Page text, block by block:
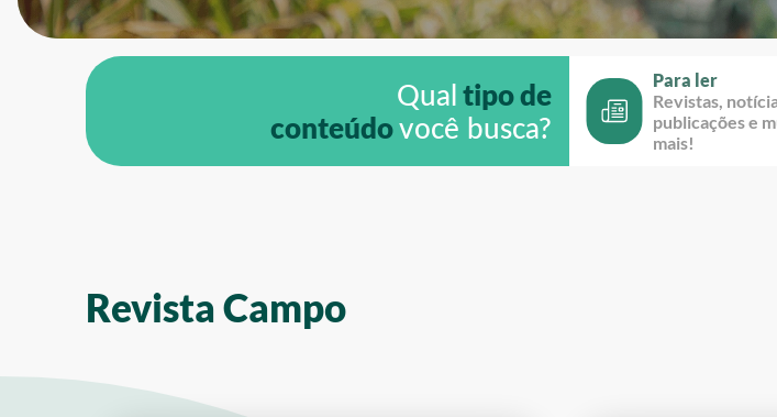
Qual tipo de
conteúdovocê busca?
Para ler
Revistas,
publicações e
mais!
Revista Campo